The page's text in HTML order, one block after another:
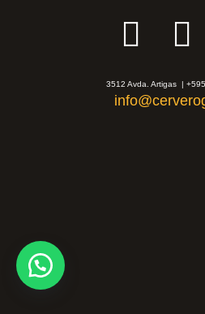
3512 Avda. Artigas |